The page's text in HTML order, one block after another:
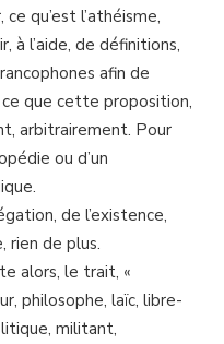
qu’est l’athéisme,
à l’aide, de définitions,
afin de
que cette proposition,
arbitrairement. Pour
ou d’un
de l’existence,
rien de plus.
alors, le trait, «
philosophe, laïc, libre-
militant,